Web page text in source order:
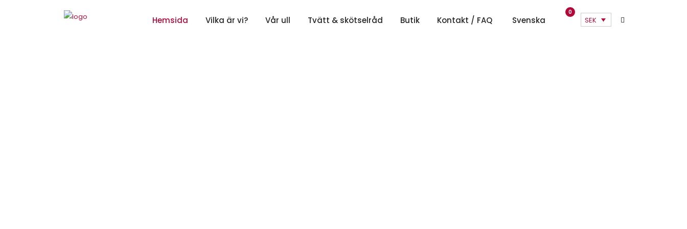
Hemsida Vilka är vi? Vår ull Tvätt & skötselråd Butik Kontakt / FAQ Svenska
0
SEK